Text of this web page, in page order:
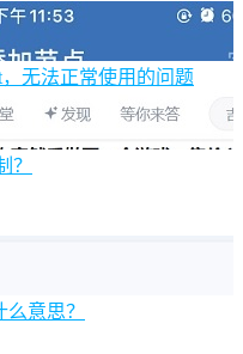
，无法正常使用的问题
？
意思？